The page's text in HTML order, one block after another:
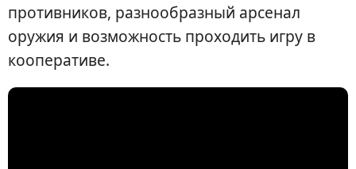
противников, разнообразный арсенал
оружия и возможность проходить игру в
кооперативе.